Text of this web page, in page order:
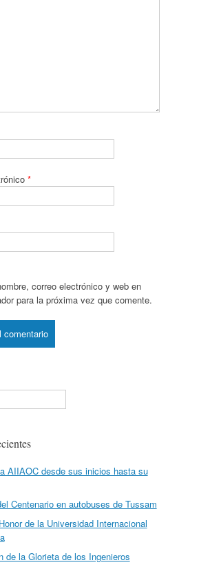
*
correo electrónico y web en
para la próxima vez que comente.
AIIAOC desde sus inicios hasta su
Centenario en autobuses de Tussam
de la Universidad Internacional
de la Glorieta de los Ingenieros